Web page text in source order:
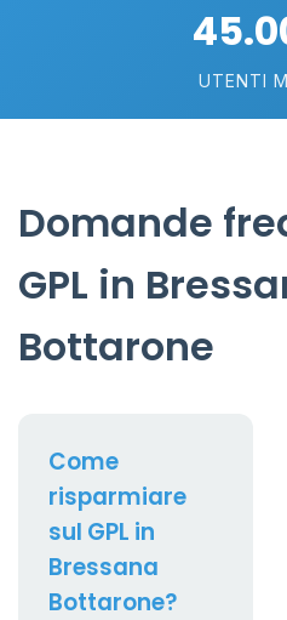
UTENTI
Domande
GPL in
Bottarone
Come
risparmiare
sul GPL in
Bressana
Bottarone?